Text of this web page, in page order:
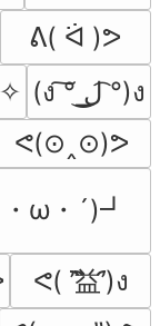
ᕕ( ᐛ )ᕗ
(๑•̀ㅂ•́)و✧
(ง ͠° ͟ل͜ ͡°)ง
ᕙ(⊙‸⊙)ᕗ
・ω・´)┛
ᕙ( ︡’︡益’︠)ง